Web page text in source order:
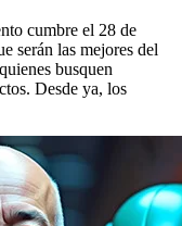
cumbre el 28 de
serán las mejores del
busquen
Desde ya, los